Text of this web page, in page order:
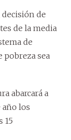
de
de la media
de
pobreza sea
abarcará a
año los
15